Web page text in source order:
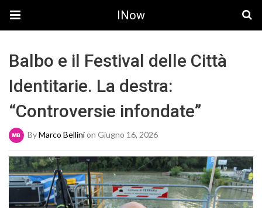
INow
Balbo e il Festival delle Città
Identitarie. La destra:
“Controversie infondate”
ByMarco Bellinion Giugno 16, 2026